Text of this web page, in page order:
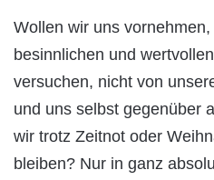
Wollen wir uns
besinnlichen und
versuchen, nicht von
und uns selbst gegenüber
wir trotz Zeitnot oder
bleiben? Nur in ganz